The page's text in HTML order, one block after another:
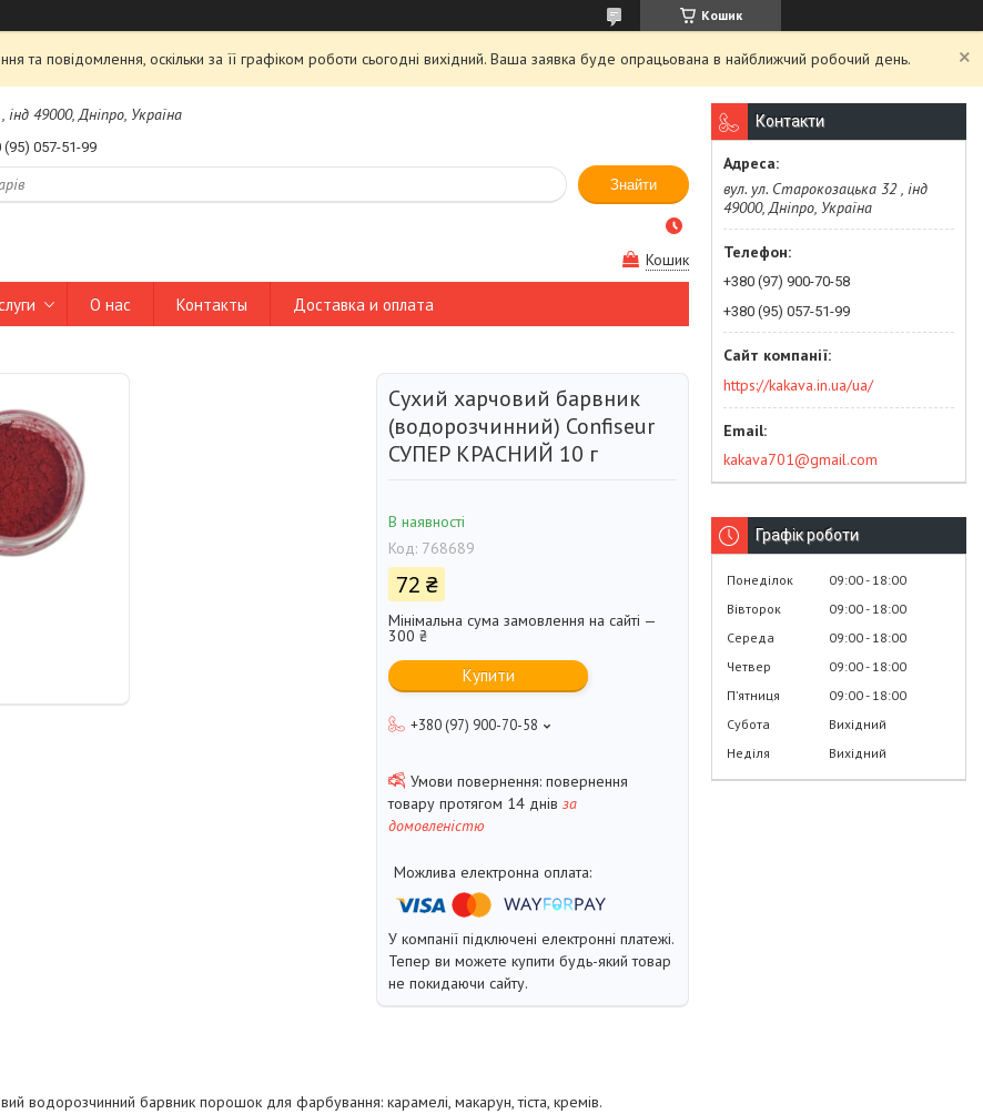
Кошик
та повідомлення, оскільки за її графіком роботи сьогодні вихідний. Ваша заявка буде опрацьована в найближчий робочий день.
49000, Дніпро, Україна
(95) 057-51-99
Знайти
Кошик
О нас Контакты Доставка и оплата
Сухий харчовий барвник
(водорозчинний) Confiseur
СУПЕР КРАСНИЙ 10 г
В наявності
Код: 768689
72 ₴
Мінімальна сума замовлення на сайті —
300 ₴
Купити
+380 (97) 900-70-58
повернення
товару протягом 14 днів за
домовленістю
У компанії підключені електронні платежі.
Тепер ви можете купити будь-який товар
не покидаючи сайту.
водорозчинний барвник порошок для фарбування: карамелі, макарун, тіста, кремів.
Контакти
вул. ул. Старокозацька 32 , інд
49000, Дніпро, Україна
+380 (97) 900-70-58
+380 (95) 057-51-99
https://kakava.in.ua/ua/
kakava701@gmail.com
Графік роботи
Понеділок 09:00 18:00
Вівторок
09:00 18:00
Середа
09:00 18:00
Четвер
09:00 18:00
Пʼятниця
09:00 18:00
Субота
Вихідний
Неділя
Вихідний